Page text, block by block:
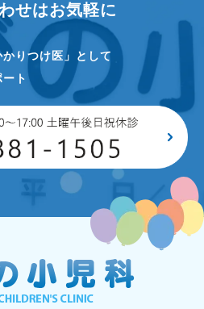
せはお気軽に
りつけ医」として
ト